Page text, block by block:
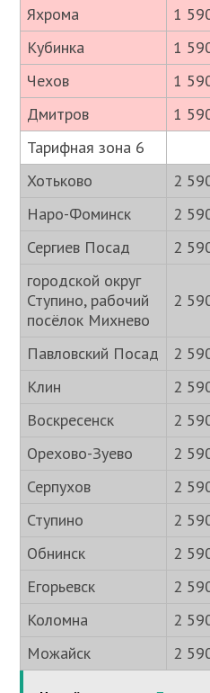
Яхрома
1
Кубинка
1
Чехов
1
Дмитров
1
Тарифная зона 6
Хотьково
2
Наро-Фоминск
2
Сергиев Посад
2
городской округ
Ступино, рабочий
посёлок Михнево
2
Павловский Посад 2
Клин
2
Воскресенск
2
Орехово-Зуево
2
Серпухов
2
Ступино
2
Обнинск
2
Егорьевск
2
Коломна
2
Можайск
2